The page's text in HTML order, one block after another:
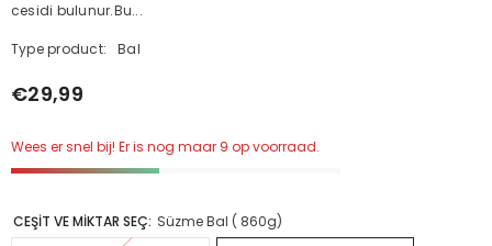
cesidi bulunur.Bu...
Type product: Bal
€29,99
Wees er snel bij! Er is nog maar 9 op voorraad.
CEŞİT VE MİKTAR SEÇ: Süzme Bal ( 860g)